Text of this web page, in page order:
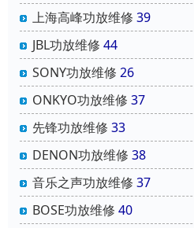
上海高峰功放维修 39
JBL功放维修 44
SONY功放维修 26
ONKYO功放维修 37
先锋功放维修 33
DENON功放维修 38
音乐之声功放维修 37
BOSE功放维修 40